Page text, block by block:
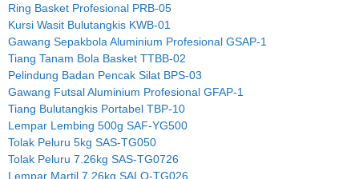
Ring Basket Profesional PRB-05
Kursi Wasit Bulutangkis KWB-01
Gawang Sepakbola Aluminium Profesional GSAP-1
Tiang Tanam Bola Basket TTBB-02
Pelindung Badan Pencak Silat BPS-03
Gawang Futsal Aluminium Profesional GFAP-1
Tiang Bulutangkis Portabel TBP-10
Lempar Lembing 500g SAF-YG500
Tolak Peluru 5kg SAS-TG050
Tolak Peluru 7.26kg SAS-TG0726
Lempar Martil 7.26kg SALQ-TG026